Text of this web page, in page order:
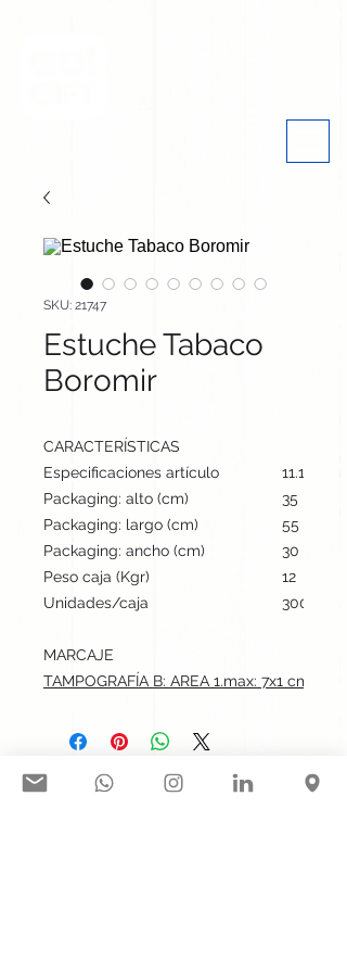
SKU: 21747
Estuche Tabaco
Boromir
CARACTERÍSTICAS
Especificaciones artículo
11.1 cm
Packaging: alto (cm)
35
Packaging: largo (cm)
55
Packaging: ancho (cm)
30
Peso caja (Kgr)
12
Unidades/caja
300
MARCAJE
TAMPOGRAFÍA B: AREA 1.max: 7x1 cm
Síguenos en nuestras redes